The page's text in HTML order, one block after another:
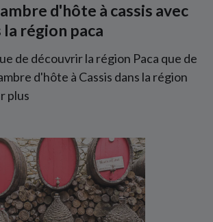
d'hôte à cassis avec
la région paca
de découvrir la région Paca que de
d'hôte à Cassis dans la région
plus